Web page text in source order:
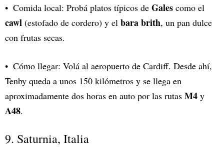
Comida local: Probá platos típicos de Gales como el
cawl (estofado de cordero) y el bara brith, un pan dulce
con frutas secas.
Cómo llegar: Volá al aeropuerto de Cardiff. Desde ahí,
Tenby queda a unos 150 kilómetros y se llega en
aproximadamente dos horas en auto por las rutas M4 y
A48.
9. Saturnia, Italia